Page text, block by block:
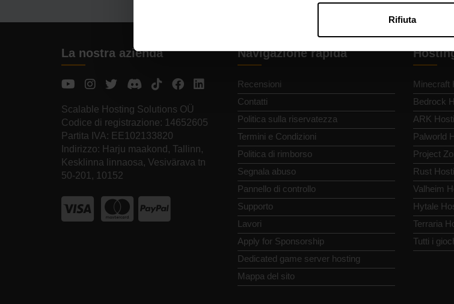
Rifiuta
La nostra azienda
Scalable Hosting Solutions OÜ
Codice di registrazione: 14652605
Partita IVA: EE102133820
Indirizzo: Harju maakond, Tallinn,
Kesklinna linnaosa, Vesivärava tn
50-201, 10152
Navigazione rapida
Recensioni
Contatti
Politica sulla riservatezza
Termini e Condizioni
Politica di rimborso
Segnala abuso
Pannello di controllo
Supporto
Lavori
Apply for Sponsorship
Dedicated game server hosting
Mappa del sito
Minecraft
Bedrock
ARK
Palworld
Project
Rust
Valheim
Hytale
Terraria
Tutti i